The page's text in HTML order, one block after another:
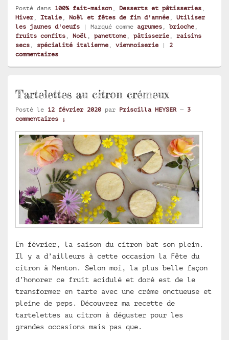
Posté dans 100% fait-maison Desserts et pâtisseries
Hiver, Italie Noël et fêtes de fin d'année
Utiliser
les jaunes d'oeufs
| Marqué comme agrumes brioche
fruits confits
Noël panettone pâtisserie
raisins
secs
spécialité italienne viennoiserie | 2
commentaires
Tartelettes au citron crémeux
Posté le 12 février 2020 par Priscilla HEYSER — 3
commentaires ↓
En février, la saison du citron bat son plein.
Il y a d’ailleurs à cette occasion la Fête du
citron à Menton. Selon moi, la plus belle façon
d’honorer ce fruit acidulé et doré est de le
transformer en tarte avec une crème onctueuse et
pleine de peps. Découvrez ma recette de
tartelettes au citron à déguster pour les
grandes occasions mais pas que.